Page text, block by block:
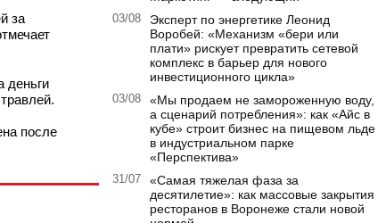
за
деньги
после
03/08
Эксперт по энергетике Леонид
Воробей: «Механизм «бери или
плати» рискует превратить сетевой
комплекс в барьер для нового
инвестиционного цикла»
03/08
«Мы продаем не замороженную воду,
а сценарий потребления»: как «Айс в
кубе» строит бизнес на пищевом льде
в индустриальном парке
«Перспектива»
31/07
«Самая тяжелая фаза за
десятилетие»: как массовые закрытия
ресторанов в Воронеже стали новой